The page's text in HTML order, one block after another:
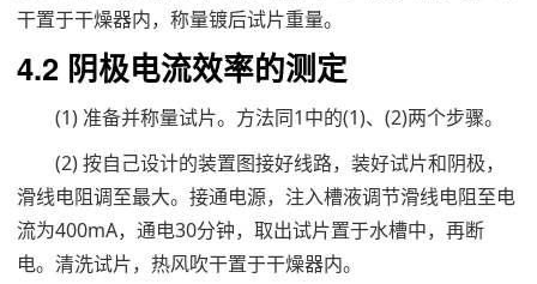
干置于干燥器内，称量镀后试片重量。
4.2 阴极电流效率的测定
(1) 准备并称量试片。方法同1中的(1)、(2)两个步骤。
(2) 按自己设计的装置图接好线路，装好试片和阴极，
滑线电阻调至最大。接通电源，注入槽液调节滑线电阻至电
流为400mA，通电30分钟，取出试片置于水槽中，再断
电。清洗试片，热风吹干置于干燥器内。